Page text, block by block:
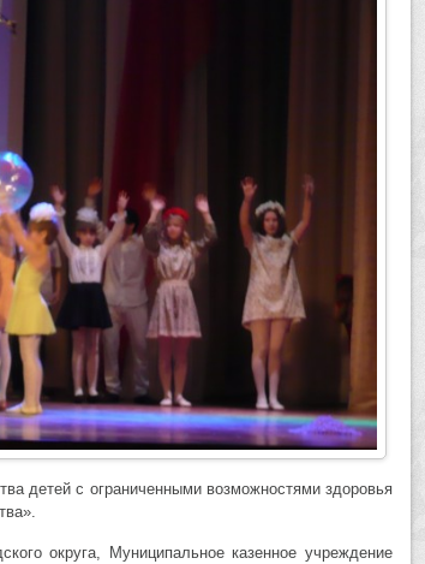
детей с ограниченными возможностями здоровья
округа, Муниципальное казенное учреждение